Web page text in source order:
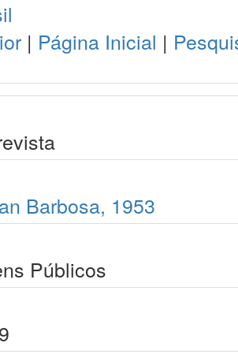
| Página Inicial |
Barbosa, 1953
Públicos